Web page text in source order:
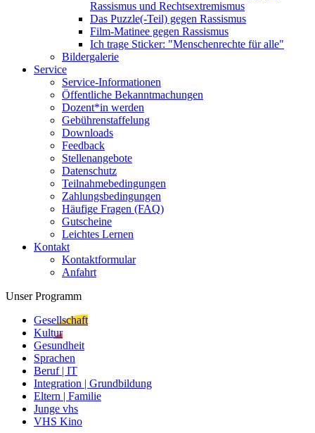
Rassismus und Rechtsextremismus
Das Puzzle(-Teil) gegen Rassismus
Film-Matinee gegen Rassismus
Ich trage Sticker: "Menschenrechte für alle"
Bildergalerie
Service
Service-Informationen
Öffentliche Bekanntmachungen
Dozent*in werden
Gebührenstaffelung
Downloads
Feedback
Stellenangebote
Datenschutz
Teilnahmebedingungen
Zahlungsbedingungen
Häufige Fragen (FAQ)
Gutscheine
Leichtes Lernen
Kontakt
Kontaktformular
Anfahrt
Unser Programm
Gesellschaft
Kultur
Gesundheit
Sprachen
Beruf | IT
Integration | Grundbildung
Eltern | Familie
Junge vhs
VHS Kino